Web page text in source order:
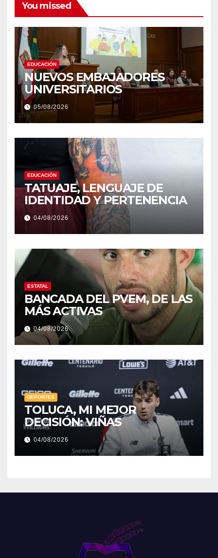
You missed
EDUCACIÓN
NUEVOS EMBAJADORES
UNIVERSITARIOS
05/08/2026
EDUCACIÓN
TATUAJE, LENGUAJE DE
IDENTIDAD Y PERTENENCIA
04/08/2026
ESTATAL
BANCADA DEL PVEM, DE LAS
MÁS ACTIVAS
04/08/2026
DEPORTES
TOLUCA, MI MEJOR
DECISIÓN: VIÑAS
04/08/2026